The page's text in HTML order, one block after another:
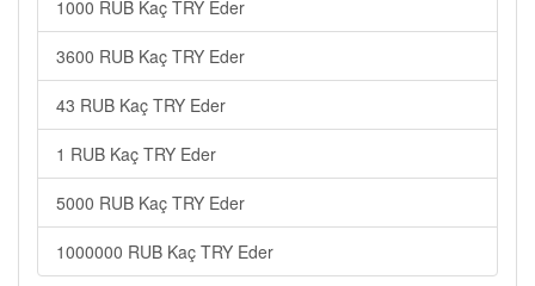
1000 RUB Kaç TRY Eder
3600 RUB Kaç TRY Eder
43 RUB Kaç TRY Eder
1 RUB Kaç TRY Eder
5000 RUB Kaç TRY Eder
1000000 RUB Kaç TRY Eder